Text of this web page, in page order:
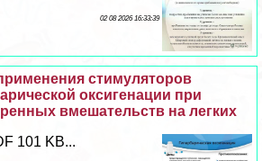
02 08 2026 16:33:39
стимуляторов
оксигенации при
вмешательств на легких
101 KB...